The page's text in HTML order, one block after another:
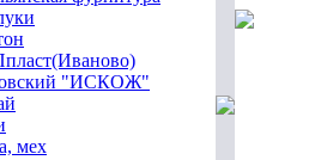
"ИСКОЖ"
мех